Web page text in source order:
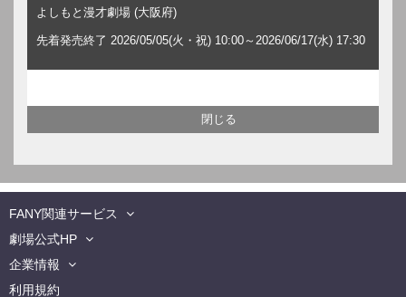
よしもと漫才劇場 (大阪府)
先着発売終了 2026/05/05(火・祝) 10:00～2026/06/17(水) 17:30
FANY関連サービス
劇場公式HP
企業情報
利用規約